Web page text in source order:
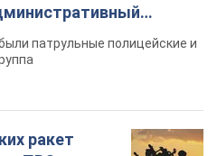
патрульные полицейские и
ракет